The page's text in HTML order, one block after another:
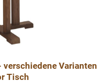
verschiedene Varianten
Tisch